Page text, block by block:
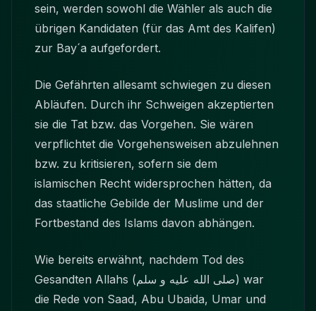
sein, werden sowohl die Wähler als auch die
übrigen Kandidaten (für das Amt des Kalifen)
zur Bay´a aufgefordert.
Die Gefährten allesamt schwiegen zu diesen
Abläufen. Durch ihr Schweigen akzeptierten
sie die Tat bzw. das Vorgehen. Sie wären
verpflichtet die Vorgehensweisen abzulehnen
bzw. zu kritisieren, sofern sie dem
islamischen Recht widersprochen hätten, da
das staatliche Gebilde der Muslime und der
Fortbestand des Islams davon abhängen.
Wie bereits erwähnt, nachdem Tod des
Gesandten Allahs
(صلى الله عليه و سلم) war
die Rede von Saad, Abu Ubaida, Umar und